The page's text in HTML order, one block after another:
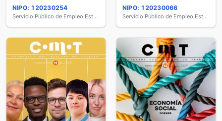
NIPO: 120230254
Servicio Público de Empleo Estatal
NIPO: 120230066
Servicio Público de Empleo Estatal